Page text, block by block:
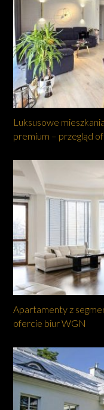
Luksusowe
premium – przegląd
Apartamenty z
ofercie biur WGN